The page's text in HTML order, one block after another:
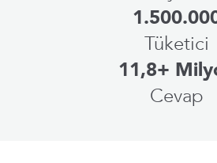
Tüketici
11,8+
Cevap